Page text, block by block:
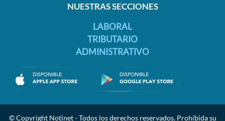
NUESTRAS SECCIONES
LABORAL
TRIBUTARIO
ADMINISTRATIVO
© Copyright Notinet - Todos los derechos reservados. Prohíbida su